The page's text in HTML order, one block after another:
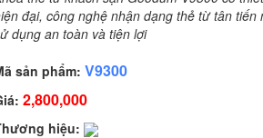
đại, công nghệ nhận dạng thẻ từ tân tiến
dụng an toàn và tiện lợi
sản phẩm: V9300
2,800,000
hiệu: